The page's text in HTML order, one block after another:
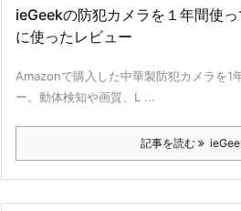
ieGeekの防犯カメラを１年間使
に使ったレビュー
Amazonで購入した中華製防犯カメラを1
ー。動体検知や画質、L ...
記事を読む